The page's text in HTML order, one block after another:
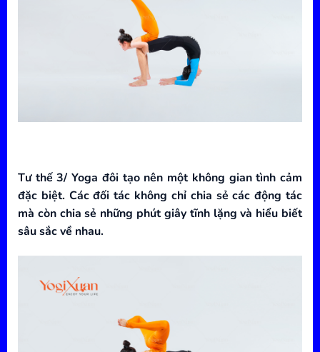
Tư thế 3/ Yoga đôi tạo nên một không gian tình cảm
đặc biệt. Các đối tác không chỉ chia sẻ các động tác
mà còn chia sẻ những phút giây tĩnh lặng và hiểu biết
sâu sắc về nhau.